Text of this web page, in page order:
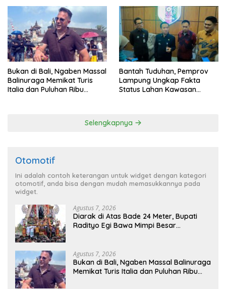
Bukan di Bali, Ngaben Massal
Balinuraga Memikat Turis
Italia dan Puluhan Ribu
Bantah Tuduhan, Pemprov
Lampung Ungkap Fakta
Status Lahan Kawasan
Selengkapnya
Otomotif
Ini adalah contoh keterangan untuk widget dengan kategori
otomotif, anda bisa dengan mudah memasukkannya pada
widget.
Agustus 7, 2026
Diarak di Atas Bade 24 Meter, Bupati
Radityo Egi Bawa Mimpi Besar
Agustus 7, 2026
Bukan di Bali, Ngaben Massal Balinuraga
Memikat Turis Italia dan Puluhan Ribu